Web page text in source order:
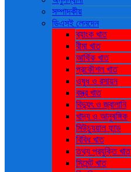
সম্পাদকীয়
ডিএসই লেনদেন
ব্যাংক খাত
বীমা খাত
আর্থিক খাত
প্রকৌশল খাত
ওষুধ ও রসায়ন
বস্ত্র খাত
বিদ্যুৎ ও জ্বালানি
খাদ্য ও আনুষঙ্গিক
মিউচ্যুয়াল ফান্ড
বিবিধ খাত
তথ্য প্রযুক্তি খাত
সিমেন্ট খাত